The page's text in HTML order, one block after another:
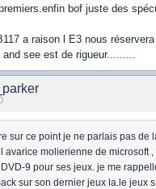
bof juste des
a raison l E3 nous
see est de rigueur.........
sur ce point je ne parlais pas de
avarice molierienne de microsoft
9 pour ses jeux. je me
sur son dernier jeux la.le jeux